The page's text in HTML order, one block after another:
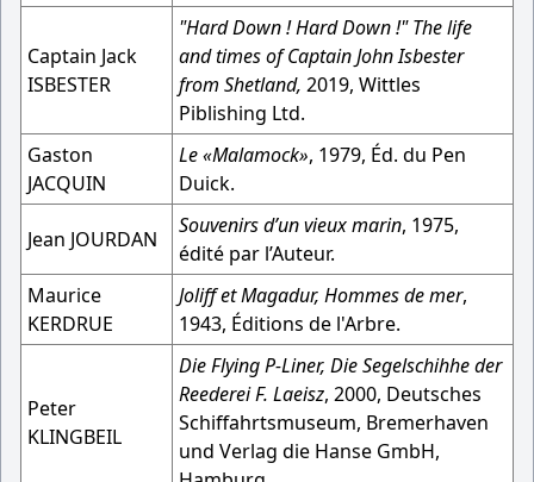
Captain Jack
ISBESTER
"Hard Down ! Hard Down !" The life
and times of Captain John Isbester
from Shetland, 2019, Wittles
Piblishing Ltd.
Gaston
JACQUIN
Le «Malamock», 1979, Éd. du Pen
Duick.
Jean JOURDAN
Souvenirs d’un vieux marin, 1975,
édité par l’Auteur.
Maurice
KERDRUE
Joliff et Magadur, Hommes de mer,
1943, Éditions de l'Arbre.
Peter
KLINGBEIL
Die Flying P-Liner, Die Segelschihhe der
Reederei F. Laeisz, 2000, Deutsches
Schiffahrtsmuseum, Bremerhaven
und Verlag die Hanse GmbH,